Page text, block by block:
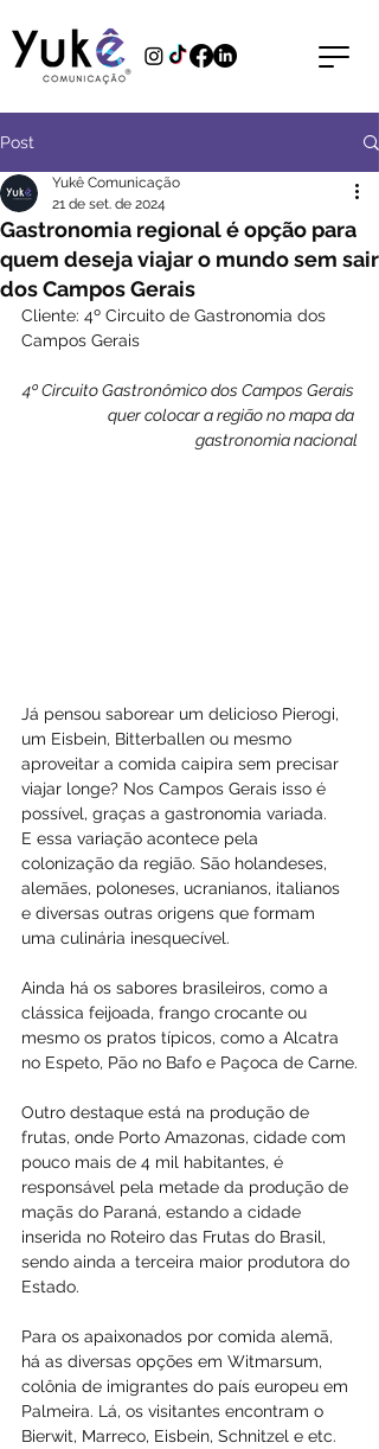
Post
Gastronomia regional é opção para
quem deseja viajar o mundo sem sair
dos Campos Gerais
Yukê Comunicação
21 de set. de 2024
Cliente: 4º Circuito de Gastronomia dos
Campos Gerais
4º Circuito Gastronômico dos Campos Gerais
quer colocar a região no mapa da
gastronomia nacional
Já pensou saborear um delicioso Pierogi,
um Eisbein, Bitterballen ou mesmo
aproveitar a comida caipira sem precisar
viajar longe? Nos Campos Gerais isso é
possível, graças a gastronomia variada.
E essa variação acontece pela
colonização da região. São holandeses,
alemães, poloneses, ucranianos, italianos
e diversas outras origens que formam
uma culinária inesquecível.
Ainda há os sabores brasileiros, como a
clássica feijoada, frango crocante ou
mesmo os pratos típicos, como a Alcatra
no Espeto, Pão no Bafo e Paçoca de Carne.
Outro destaque está na produção de
frutas, onde Porto Amazonas, cidade com
pouco mais de 4 mil habitantes, é
responsável pela metade da produção de
maçãs do Paraná, estando a cidade
inserida no Roteiro das Frutas do Brasil,
sendo ainda a terceira maior produtora do
Estado.
Para os apaixonados por comida alemã,
há as diversas opções em Witmarsum,
colônia de imigrantes do país europeu em
Palmeira. Lá, os visitantes encontram o
Bierwit, Marreco, Eisbein, Schnitzel e etc.